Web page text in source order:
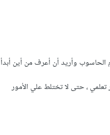
وأريد أن أعرف من أين أبدأ
، حتى لا تختلط علي الأمور